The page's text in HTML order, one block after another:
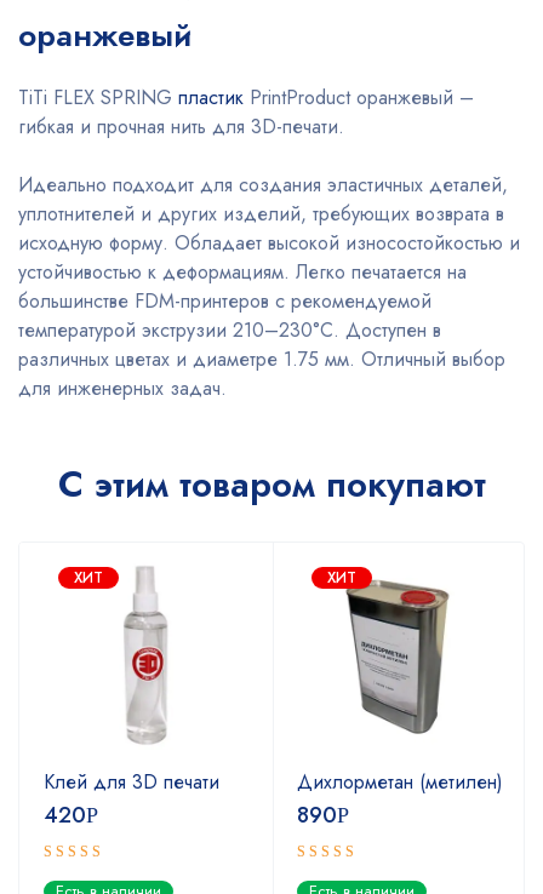
оранжевый
TiTi FLEX SPRING пластик PrintProduct оранжевый –
гибкая и прочная нить для 3D-печати.
Идеально подходит для создания эластичных деталей,
уплотнителей и других изделий, требующих возврата в
исходную форму. Обладает высокой износостойкостью и
устойчивостью к деформациям. Легко печатается на
большинстве FDM-принтеров с рекомендуемой
температурой экструзии 210–230°C. Доступен в
различных цветах и диаметре 1.75 мм. Отличный выбор
для инженерных задач.
С этим товаром покупают
ХИТ
Клей для 3D печати
420Р
Оценка
ХИТ
Дихлорметан (метилен)
890Р
Оценка